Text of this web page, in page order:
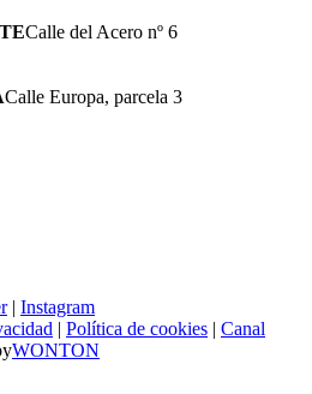
Calle del Acero nº 6
Calle Europa, parcela 3
| Instagram
| Política de cookies | Canal
WONTON